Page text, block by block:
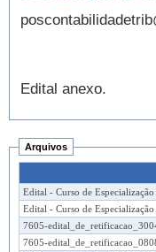
Edital anexo.
Arquivos
Edital - Curso de
Edital - Curso de
7605-
7605-